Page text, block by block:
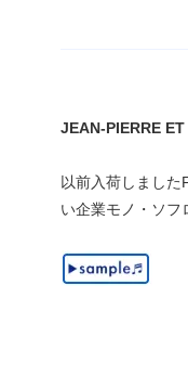
JEAN-PIERRE
以前入荷しまし
い企業モノ・ソフ